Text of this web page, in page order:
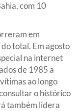
com 10
em
total. Em agosto
na internet
de 1985 a
ao longo
o histórico
também lidera